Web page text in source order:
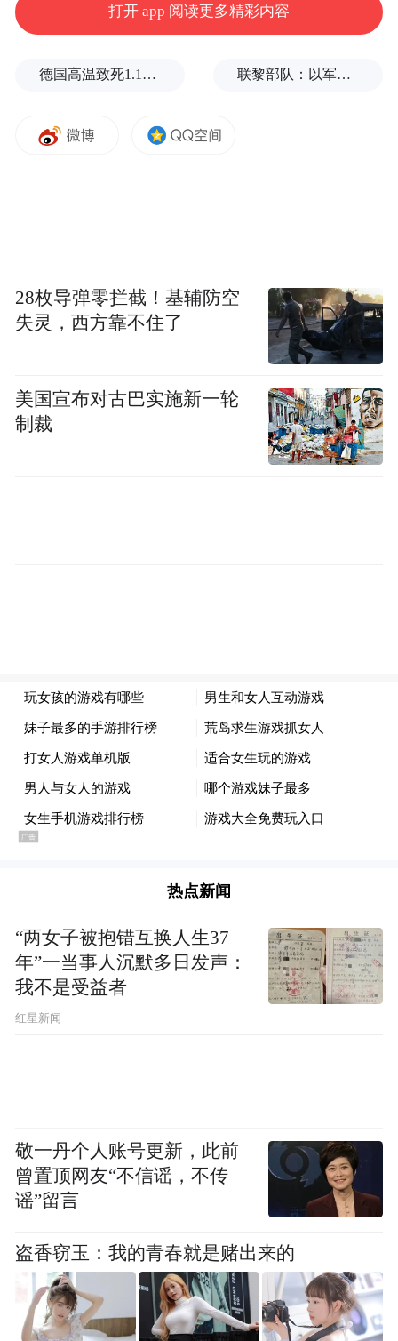
打开 app 阅读更多精彩内容
德国高温致死1.19万人，为2016年来最高纪录 联黎部队：以军单日向黎发射113枚炮弹
28枚导弹零拦截！基辅防空
失灵，西方靠不住了
美国宣布对古巴实施新一轮
制裁
热点新闻
“两女子被抱错互换人生37
年”一当事人沉默多日发声：
我不是受益者
红星新闻
敬一丹个人账号更新，此前
曾置顶网友“不信谣，不传
谣”留言
盗香窃玉：我的青春就是赌出来的